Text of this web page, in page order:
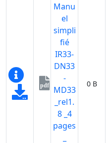
pdf
Manu
el
simpli
fié
IR33-
DN33
-
MD33
_rel1.
8 _4
pages
0 B